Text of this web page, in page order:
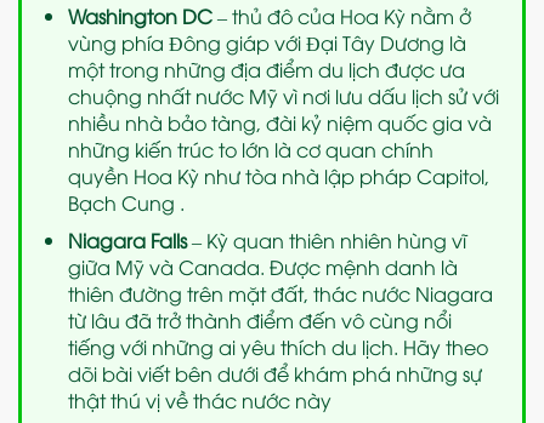
Washington DC– thủ đô của Hoa Kỳ nằm ở
vùng phía Ðông giáp với Ðại Tây Dương là
một trong những địa điểm du lịch được ưa
chuộng nhất nước Mỹ vì nơi lưu dấu lịch sử với
nhiều nhà bảo tàng, đài kỷ niệm quốc gia và
những kiến trúc to lớn là cơ quan chính
quyền Hoa Kỳ như tòa nhà lập pháp Capitol,
Bạch Cung .
Niagara Falls– Kỳ quan thiên nhiên hùng vĩ
giữa Mỹ và Canada. Được mệnh danh là
thiên đường trên mặt đất, thác nước Niagara
từ lâu đã trở thành điểm đến vô cùng nổi
tiếng với những ai yêu thích du lịch. Hãy theo
dõi bài viết bên dưới để khám phá những sự
thật thú vị về thác nước này